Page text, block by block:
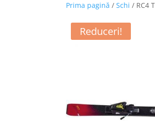
Prima pagină /Schi / RC4
Reduceri!